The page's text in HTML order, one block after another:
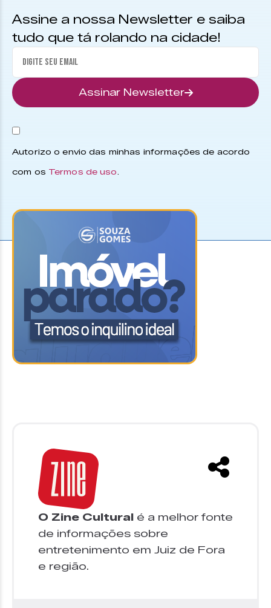
Assine a nossa Newsletter e saiba
tudo que tá rolando na cidade!
Assinar Newsletter
Autorizo o envio das minhas informações de acordo
com os Termos de uso.
O Zine Cultural é a melhor fonte
de informações sobre
entretenimento em Juiz de Fora
e região.